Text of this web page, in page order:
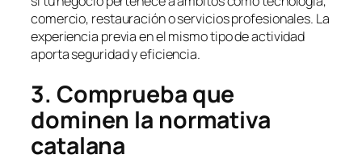
comercio, restauración o servicios profesionales. La
experiencia previa en el mismo tipo de actividad
aporta seguridad y eficiencia.
3. Comprueba que
dominen la normativa
catalana